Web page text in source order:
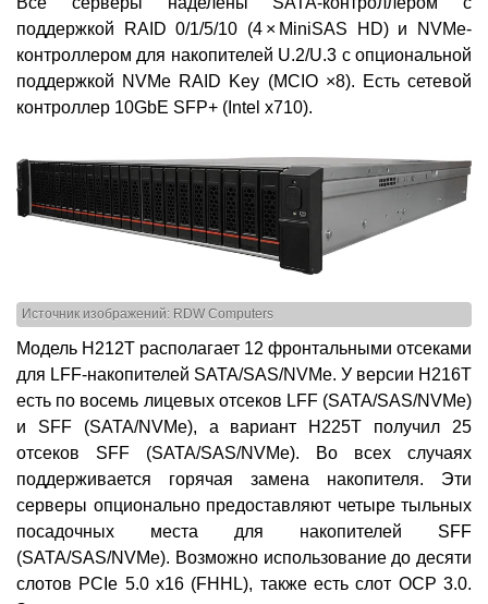
поддержкой RAID 0/1/5/10 (4 × MiniSAS HD) и NVMe-
контроллером для накопителей U.2/U.3 с опциональной
поддержкой NVMе RAID Key (MCIO ×8). Есть сетевой
контроллер 10GbE SFP+ (Intel x710).
Источник изображений: RDW Computers
Модель H212T располагает 12 фронтальными отсеками
для LFF-накопителей SATA/SAS/NVMe. У версии H216T
есть по восемь лицевых отсеков LFF (SATA/SAS/NVMe)
и SFF (SATA/NVMe), а вариант H225T получил 25
отсеков SFF (SATA/SAS/NVMe). Во всех случаях
поддерживается горячая замена накопителя. Эти
серверы опционально предоставляют четыре тыльных
посадочных места для накопителей SFF
(SATA/SAS/NVMe). Возможно использование до десяти
слотов PCIe 5.0 x16 (FHHL), также есть слот OCP 3.0.